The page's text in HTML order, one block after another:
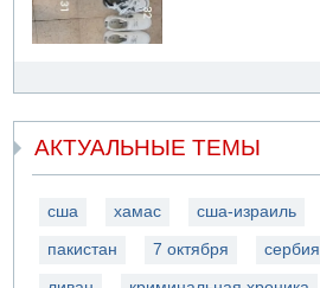
АКТУАЛЬНЫЕ ТЕМЫ
сша хамас сша-израиль
пакистан 7 октября сербия